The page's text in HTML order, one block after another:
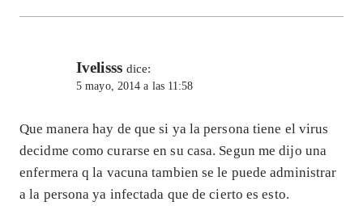
Ivelisss dice:
5 mayo, 2014 a las 11:58
Que manera hay de que si ya la persona tiene el virus
decidme como curarse en su casa. Segun me dijo una
enfermera q la vacuna tambien se le puede administrar
a la persona ya infectada que de cierto es esto.